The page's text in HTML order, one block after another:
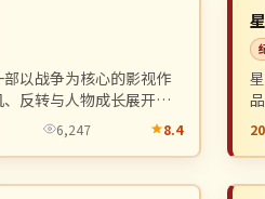
以战争为核心的影视作
反转与人物成长展开，
值得推荐观看。
6,247 8.4